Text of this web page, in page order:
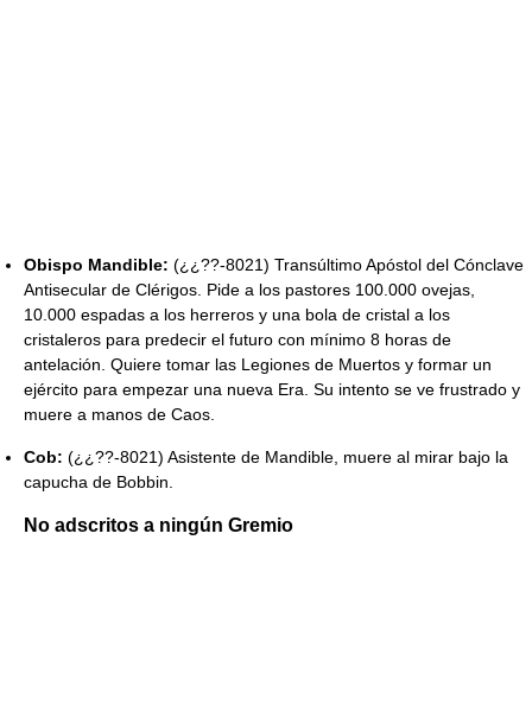
Obispo Mandible: (¿¿??-8021) Transúltimo Apóstol del Cónclave
Antisecular de Clérigos. Pide a los pastores 100.000 ovejas,
10.000 espadas a los herreros y una bola de cristal a los
cristaleros para predecir el futuro con mínimo 8 horas de
antelación. Quiere tomar las Legiones de Muertos y formar un
ejército para empezar una nueva Era. Su intento se ve frustrado y
muere a manos de Caos.
Cob: (¿¿??-8021) Asistente de Mandible, muere al mirar bajo la
capucha de Bobbin.
No adscritos a ningún Gremio